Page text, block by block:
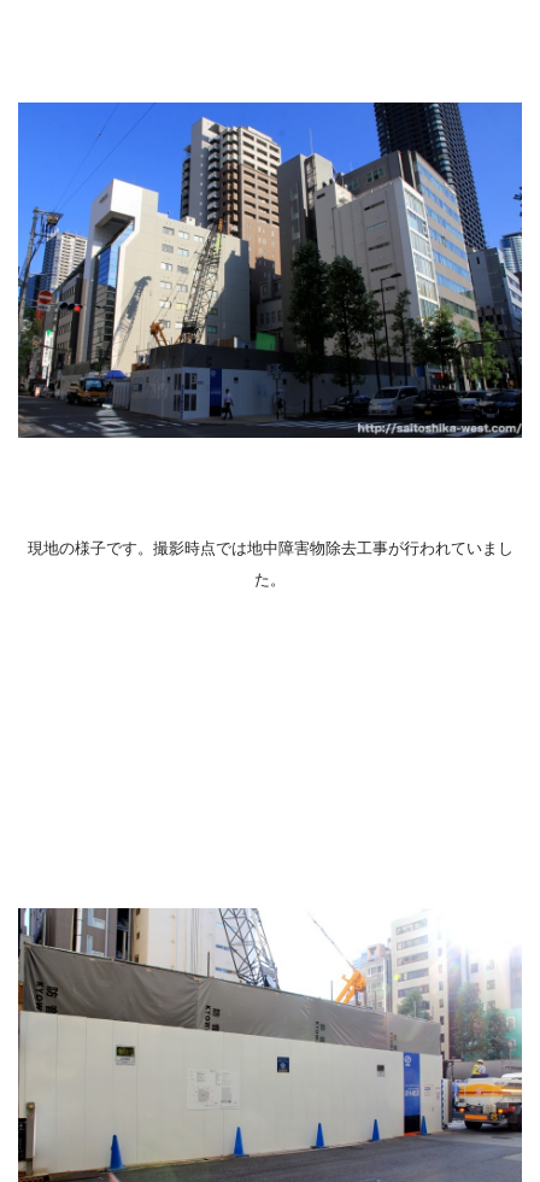
現地の様子です。撮影時点では地中障害物除去工事が行われていまし
た。